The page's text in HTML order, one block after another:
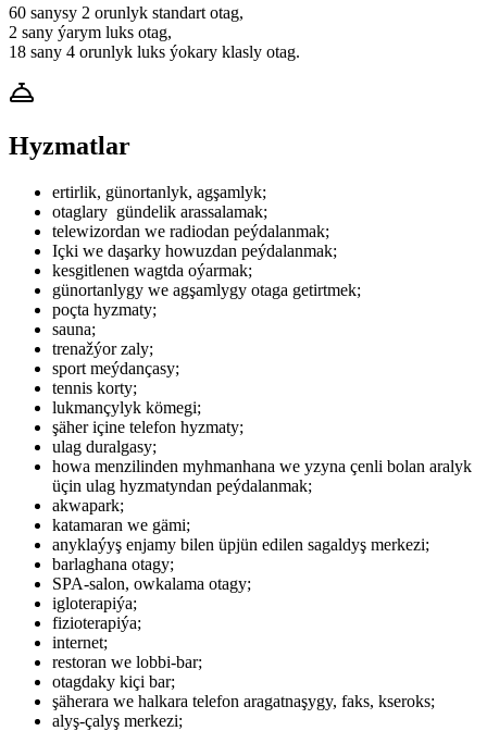
60 sanysy 2 orunlyk standart otag,
2 sany ýarym luks otag,
18 sany 4 orunlyk luks ýokary klasly otag.
Hyzmatlar
ertirlik, günortanlyk, agşamlyk;
otaglary gündelik arassalamak;
telewizordan we radiodan peýdalanmak;
Içki we daşarky howuzdan peýdalanmak;
kesgitlenen wagtda oýarmak;
günortanlygy we agşamlygy otaga getirtmek;
poçta hyzmaty;
sauna;
trenažýor zaly;
sport meýdançasy;
tennis korty;
lukmançylyk kömegi;
şäher içine telefon hyzmaty;
ulag duralgasy;
howa menzilinden myhmanhana we yzyna çenli bolan aralyk
üçin ulag hyzmatyndan peýdalanmak;
akwapark;
katamaran we gämi;
anyklaýyş enjamy bilen üpjün edilen sagaldyş merkezi;
barlaghana otagy;
SPA-salon, owkalama otagy;
igloterapiýa;
fizioterapiýa;
internet;
restoran we lobbi-bar;
otagdaky kiçi bar;
şäherara we halkara telefon aragatnaşygy, faks, kseroks;
alyş-çalyş merkezi;